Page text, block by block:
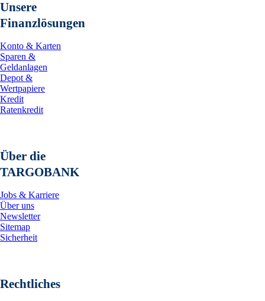
Unsere
Finanzlösungen
Konto & Karten
Sparen &
Geldanlagen
Depot &
Wertpapiere
Kredit
Ratenkredit
Über die
TARGOBANK
Jobs & Karriere
Über uns
Newsletter
Sitemap
Sicherheit
Rechtliches